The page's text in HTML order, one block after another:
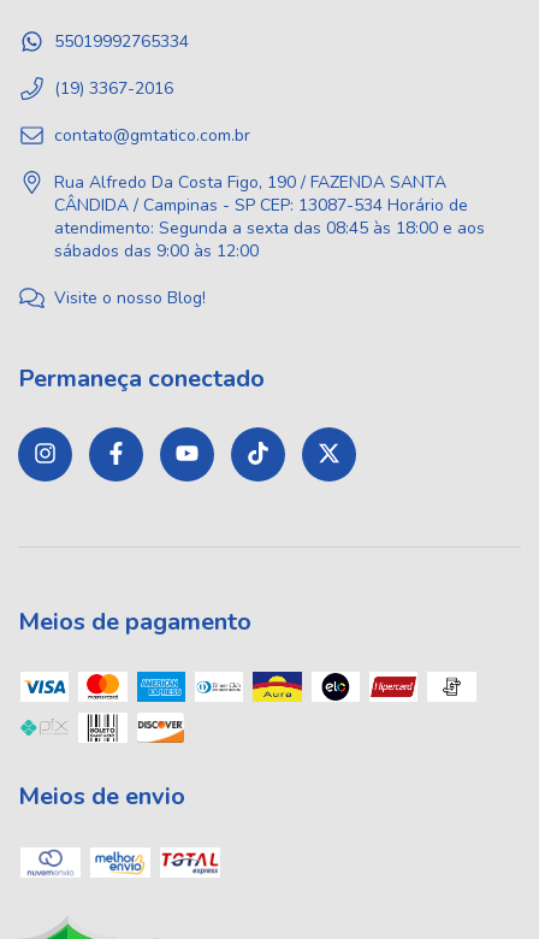
55019992765334
(19) 3367-2016
contato@gmtatico.com.br
Rua Alfredo Da Costa Figo, 190 / FAZENDA SANTA
CÂNDIDA / Campinas - SP CEP: 13087-534 Horário de
atendimento: Segunda a sexta das 08:45 às 18:00 e aos
sábados das 9:00 às 12:00
Visite o nosso Blog!
Permaneça conectado
Meios de pagamento
Meios de envio